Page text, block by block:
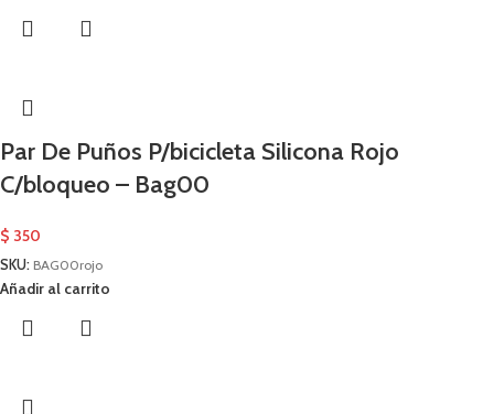
Par De Puños P/bicicleta Silicona Rojo
C/bloqueo – Bag00
$ 350
SKU: BAG00rojo
Añadir al carrito